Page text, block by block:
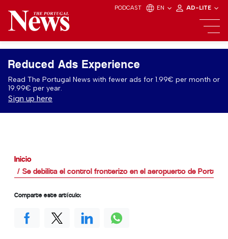
PODCAST EN AD-LITE
Reduced Ads Experience
Read The Portugal News with fewer ads for 1.99€ per month or
19.99€ per year.
Sign up here
Inicio
Se debilita el control fronterizo en el aeropuerto de Portugal
Comparte este artículo: